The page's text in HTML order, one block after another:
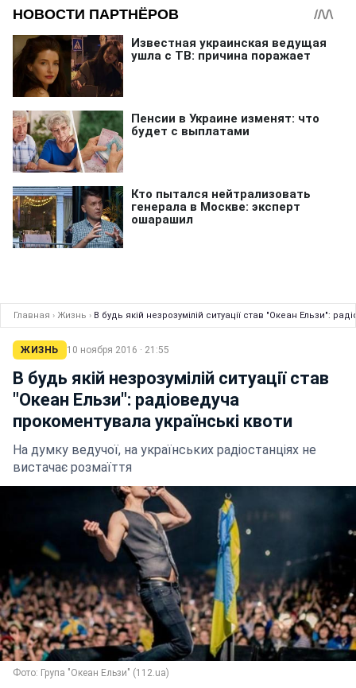
Главная › Жизнь › В будь якій незрозумілій ситуації став "Океан Ельзи":
ЖИЗНЬ 10 ноября 2016 · 21:55
В будь якій незрозумілій ситуації став
"Океан Ельзи": радіоведуча
прокоментувала українські квоти
На думку ведучої, на українських радіостанціях не
вистачає розмаїття
Фото: Група "Океан Ельзи" (112.ua)